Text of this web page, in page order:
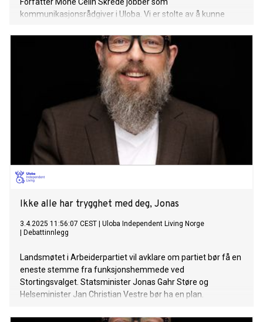
Forfatter Mone Celin Skrede jobber som
kommunikasjonsrådgiver i Uloba. Vi er stolte av å kunne
Ikke alle har trygghet med deg, Jonas
3.4.2025 11:56:07 CEST
Uloba Independent Living Norge
Debattinnlegg
Landsmøtet i Arbeiderpartiet vil avklare om partiet bør få en
eneste stemme fra funksjonshemmede ved
Stortingsvalget. Statsminister Jonas Gahr Støre og
Helseminister Jan Christian Vestre bør ha en plan.